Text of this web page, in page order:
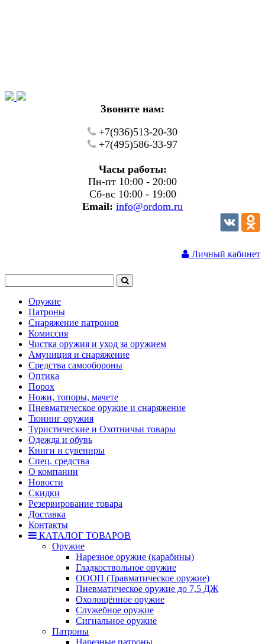
Звоните нам:
+7(936)513-20-30
+7(495)586-33-97
Часы работы:
Пн-пт 10:00 - 20:00
Сб-вс 10:00 - 19:00
Email: info@ordom.ru
Личный кабинет
Оружие
Патроны
Снаряжение патронов
Комиссия
Чистка оружия и уход за оружием
Амуниция и снаряжение
Средства самообороны
Оптика
Порох
Ножи, топоры, мачете
Пневматическое оружие и снаряжение
Тюнинг оружия
Туристические и Охотничьи товары
Одежда и обувь
Книги и сувениры
Спец. средства
О компании
Новости
Скидки
Резервирование товара
Доставка
Контакты
КАТАЛОГ ТОВАРОВ
Оружие
Нарезное оружие (карабины)
Гладкоствольное оружие
ОООП (Травматическое оружие)
Пневматическое оружие до 7,5 ДЖ
Охолощённое оружие
Служебное оружие
Сигнальное оружие
Патроны
Нарезные патроны